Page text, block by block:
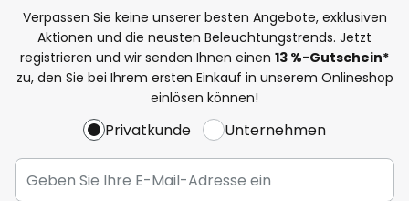
Verpassen Sie keine unserer besten Angebote, exklusiven
Aktionen und die neusten Beleuchtungstrends. Jetzt
registrieren und wir senden Ihnen einen 13 %-Gutschein*
zu, den Sie bei Ihrem ersten Einkauf in unserem Onlineshop
einlösen können!
Privatkunde Unternehmen